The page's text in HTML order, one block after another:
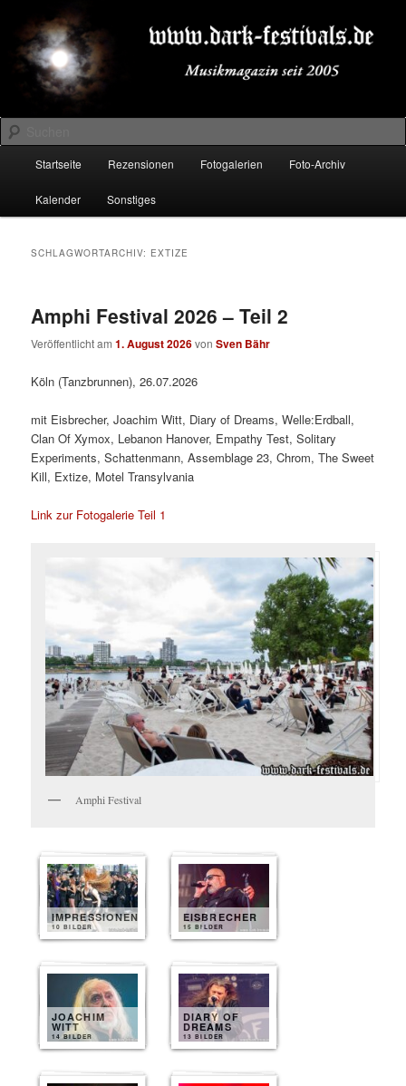
primären
Inhalt
springen
sekundären
Inhalt
springenDARK-FESTIVALS.DE
Suchen
Startseite Rezensionen Fotogalerien Foto-Archiv
Kalender Sonstiges
SCHLAGWORTARCHIV: EXTIZE
Amphi Festival 2026 – Teil 2
Veröffentlicht am1. August 2026vonSven Bähr
Köln (Tanzbrunnen), 26.07.2026
mit Eisbrecher, Joachim Witt, Diary of Dreams, Welle:Erdball,
Clan Of Xymox, Lebanon Hanover, Empathy Test, Solitary
Experiments, Schattenmann, Assemblage 23, Chrom, The Sweet
Kill, Extize, Motel Transylvania
Link zur Fotogalerie Teil 1
Amphi Festival
IMPRESSIONEN
10 BILDER
EISBRECHER
15 BILDER
JOACHIM
WITT
14 BILDER
DIARY OF
DREAMS
13 BILDER